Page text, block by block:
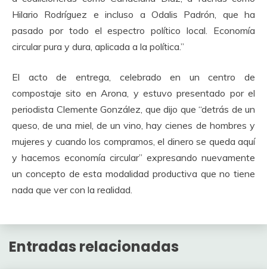
Hilario Rodríguez e incluso a Odalis Padrón, que ha
pasado por todo el espectro político local. Economía
circular pura y dura, aplicada a la política.”
El acto de entrega, celebrado en un centro de
compostaje sito en Arona, y estuvo presentado por el
periodista Clemente González, que dijo que “detrás de un
queso, de una miel, de un vino, hay cienes de hombres y
mujeres y cuando los compramos, el dinero se queda aquí
y hacemos economía circular” expresando nuevamente
un concepto de esta modalidad productiva que no tiene
nada que ver con la realidad.
Entradas relacionadas